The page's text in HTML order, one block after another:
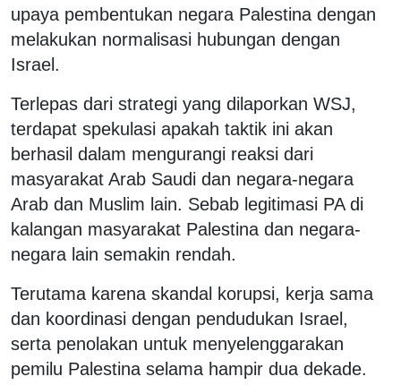
upaya pembentukan negara Palestina dengan
melakukan normalisasi hubungan dengan
Israel.
Terlepas dari strategi yang dilaporkan WSJ,
terdapat spekulasi apakah taktik ini akan
berhasil dalam mengurangi reaksi dari
masyarakat Arab Saudi dan negara-negara
Arab dan Muslim lain. Sebab legitimasi PA di
kalangan masyarakat Palestina dan negara-
negara lain semakin rendah.
Terutama karena skandal korupsi, kerja sama
dan koordinasi dengan pendudukan Israel,
serta penolakan untuk menyelenggarakan
pemilu Palestina selama hampir dua dekade.